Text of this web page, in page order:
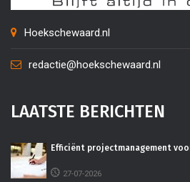
Hoekschewaard.nl
redactie@hoekschewaard.nl
LAATSTE BERICHTEN
Efficiënt projectmanagement
27-07-2026